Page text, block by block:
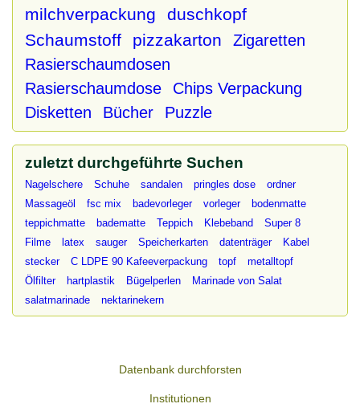
milchverpackung
duschkopf
Schaumstoff pizzakarton
Zigaretten
Rasierschaumdosen
Rasierschaumdose
Chips Verpackung
Disketten
Bücher Puzzle
zuletzt durchgeführte Suchen
Nagelschere Schuhe sandalen pringles dose
ordner
Massageöl
fsc mix badevorleger vorleger
bodenmatte
teppichmatte
badematte Teppich Klebeband
Super 8
Filme
latex sauger Speicherkarten datenträger
Kabel
stecker
C LDPE 90 Kafeeverpackung topf
metalltopf
Ölfilter
hartplastik Bügelperlen
Marinade von Salat
salatmarinade
nektarinekern
Datenbank durchforsten
Institutionen